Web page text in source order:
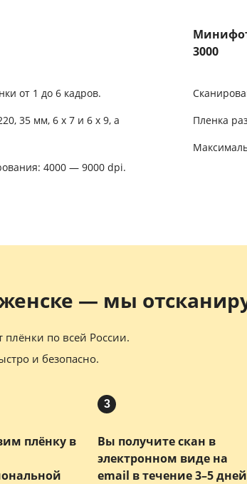
от 1 до 6 кадров.
35 мм, 6 x 7 и 6 x 9, а
4000 — 9000 dpi.
3000
Пленка
— мы
по всей России.
и безопасно.
плёнку в
3
Вы получите скан в
электронном виде на
email в течение 3–5 дней